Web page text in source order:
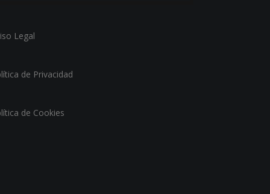
Legal
de Privacidad
de Cookies